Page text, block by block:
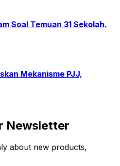
Soal Temuan 31 Sekolah.
Mekanisme PJJ,
Newsletter
about new products,